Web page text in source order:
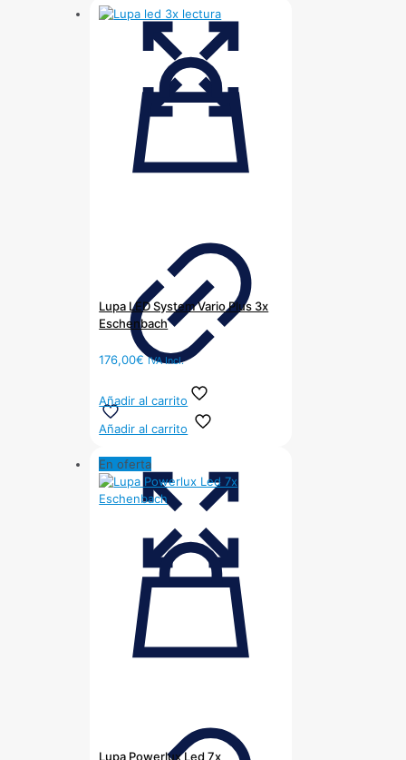
Lupa LED System Vario Plus 3x
Eschenbach
176,00€ IVA Incl.
Añadir al carrito
Añadir al carrito
En oferta
Lupa Powerlux Led 7x